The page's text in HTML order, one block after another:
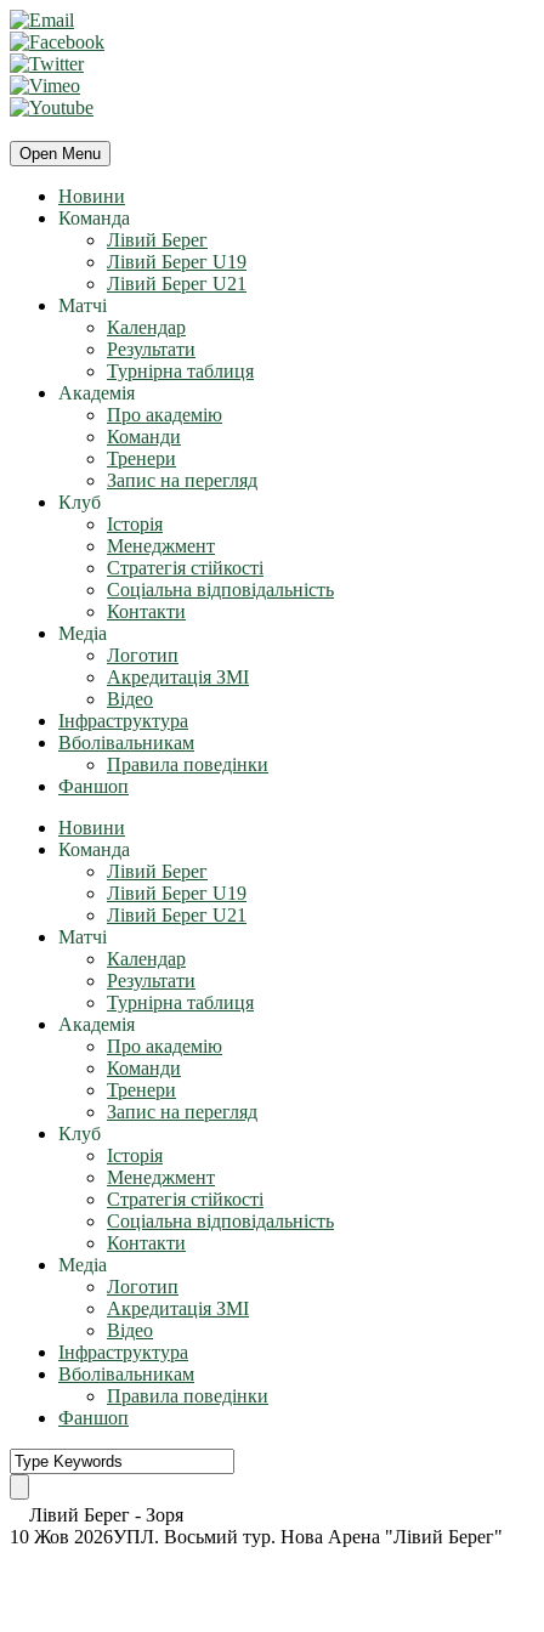
Open Menu
Новини
Команда
Лівий Берег
Лівий Берег U19
Лівий Берег U21
Матчі
Календар
Результати
Турнірна таблиця
Академія
Про академію
Команди
Тренери
Запис на перегляд
Клуб
Історія
Менеджмент
Стратегія стійкості
Соціальна відповідальність
Контакти
Медіа
Логотип
Акредитація ЗМІ
Відео
Інфраструктура
Вболівальникам
Правила поведінки
Фаншоп
Новини
Команда
Лівий Берег
Лівий Берег U19
Лівий Берег U21
Матчі
Календар
Результати
Турнірна таблиця
Академія
Про академію
Команди
Тренери
Запис на перегляд
Клуб
Історія
Менеджмент
Стратегія стійкості
Соціальна відповідальність
Контакти
Медіа
Логотип
Акредитація ЗМІ
Відео
Інфраструктура
Вболівальникам
Правила поведінки
Фаншоп
Лівий Берег - Зоря
10 Жов 2026УПЛ. Восьмий тур. Нова Арена "Лівий Берег"